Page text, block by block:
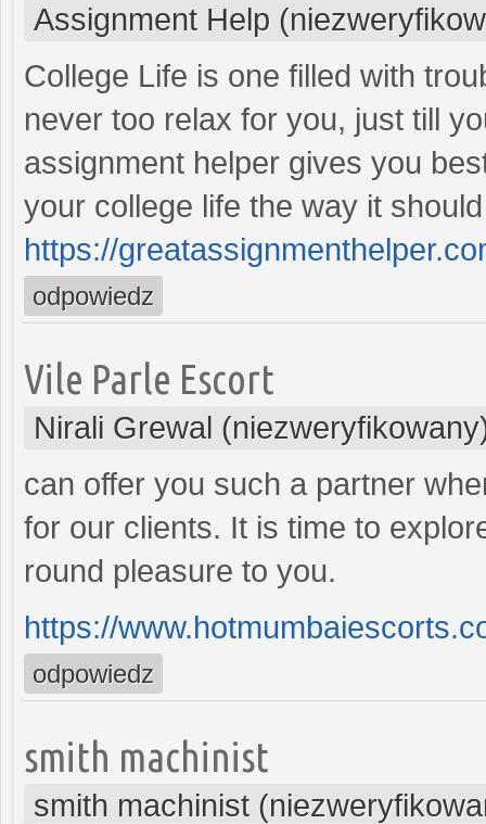
Assignment Help
College Life is one filled with
never too relax for you, just till
assignment helper gives you
your college life the way it
https://
odpowiedz
Vile Parle Escort
Nirali Grewal
can offer you such a partner
for our clients. It is time to
round pleasure to you.
https://
odpowiedz
smith machinist
smith machinist